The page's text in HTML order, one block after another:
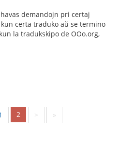
demandojn pri certaj
certa traduko aŭ se termino
la tradukskipo de OOo.org,
2 > »